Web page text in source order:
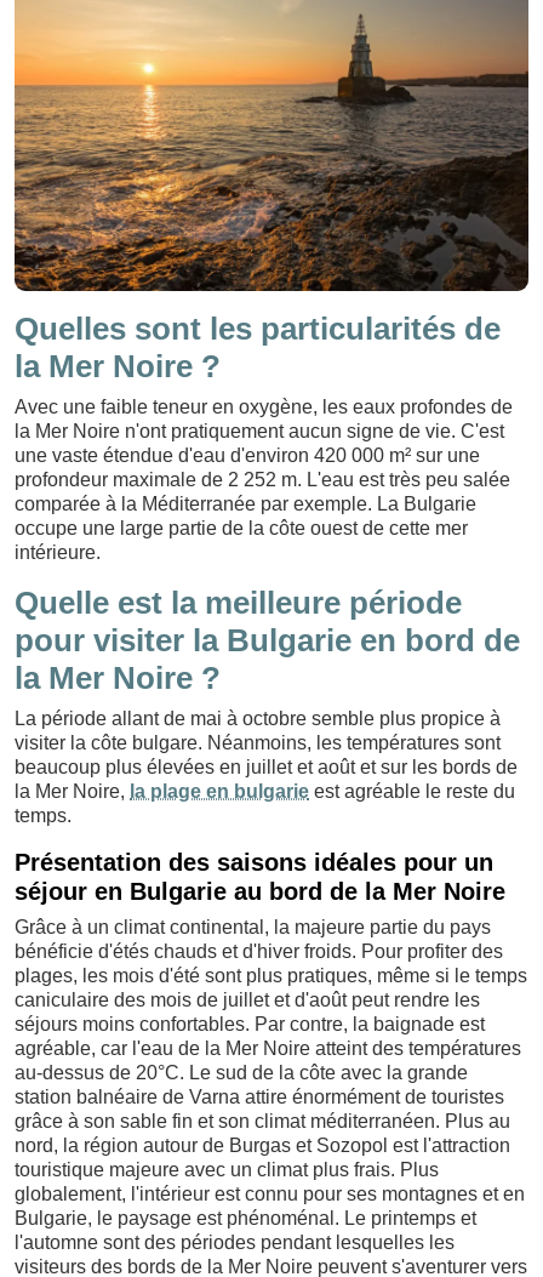
Quelles sont les particularités de
la Mer Noire ?
Avec une faible teneur en oxygène, les eaux profondes de
la Mer Noire n'ont pratiquement aucun signe de vie. C'est
une vaste étendue d'eau d'environ 420 000 m² sur une
profondeur maximale de 2 252 m. L'eau est très peu salée
comparée à la Méditerranée par exemple. La Bulgarie
occupe une large partie de la côte ouest de cette mer
intérieure.
Quelle est la meilleure période
pour visiter la Bulgarie en bord de
la Mer Noire ?
La période allant de mai à octobre semble plus propice à
visiter la côte bulgare. Néanmoins, les températures sont
beaucoup plus élevées en juillet et août et sur les bords de
la Mer Noire, la plage en bulgarie est agréable le reste du
temps.
Présentation des saisons idéales pour un
séjour en Bulgarie au bord de la Mer Noire
Grâce à un climat continental, la majeure partie du pays
bénéficie d'étés chauds et d'hiver froids. Pour profiter des
plages, les mois d'été sont plus pratiques, même si le temps
caniculaire des mois de juillet et d'août peut rendre les
séjours moins confortables. Par contre, la baignade est
agréable, car l'eau de la Mer Noire atteint des températures
au-dessus de 20°C. Le sud de la côte avec la grande
station balnéaire de Varna attire énormément de touristes
grâce à son sable fin et son climat méditerranéen. Plus au
nord, la région autour de Burgas et Sozopol est l'attraction
touristique majeure avec un climat plus frais. Plus
globalement, l'intérieur est connu pour ses montagnes et en
Bulgarie, le paysage est phénoménal. Le printemps et
l'automne sont des périodes pendant lesquelles les
visiteurs des bords de la Mer Noire peuvent s'aventurer vers